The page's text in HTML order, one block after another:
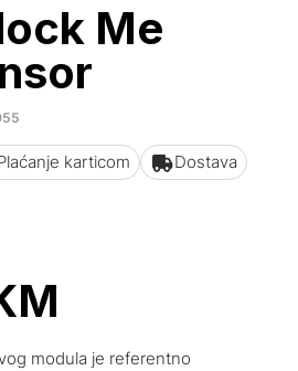
Me
karticom
Dostava
modula je referentno